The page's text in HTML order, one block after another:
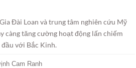
Đài Loan và trung tâm nghiên cứu Mỹ
càng tăng cường hoạt động lấn chiếm
với Bắc Kinh.